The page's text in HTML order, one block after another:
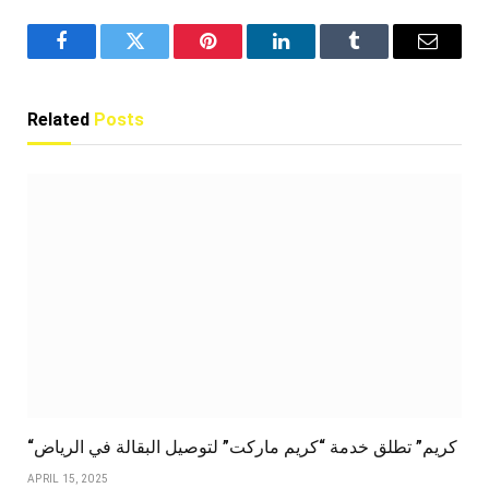
FacebookTwitter Pinterest LinkedInTumblr Email
Related Posts
“كريم” تطلق خدمة “كريم ماركت” لتوصيل البقالة في الرياض
APRIL 15, 2025